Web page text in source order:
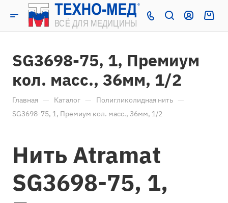
SG3698-75, 1, Премиум
кол. масс., 36мм, 1/2
Главная — Каталог — Полигликолидная нить —
SG3698-75, 1, Премиум кол. масс., 36мм, 1/2
Нить Atramat
SG3698-75, 1,